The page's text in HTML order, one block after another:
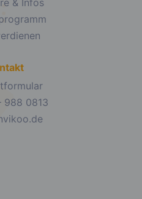
& Infos
988 0813